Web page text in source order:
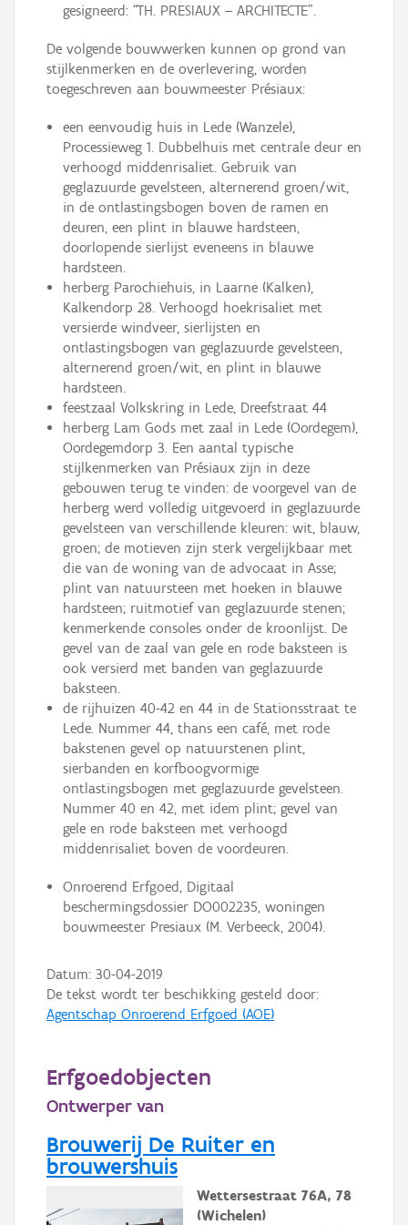
gesigneerd: “TH. PRESIAUX – ARCHITECTE”.
De volgende bouwwerken kunnen op grond van
stijlkenmerken en de overlevering, worden
toegeschreven aan bouwmeester Présiaux:
een eenvoudig huis in Lede (Wanzele),
Processieweg 1. Dubbelhuis met centrale deur en
verhoogd middenrisaliet. Gebruik van
geglazuurde gevelsteen, alternerend groen/wit,
in de ontlastingsbogen boven de ramen en
deuren, een plint in blauwe hardsteen,
doorlopende sierlijst eveneens in blauwe
hardsteen.
herberg Parochiehuis, in Laarne (Kalken),
Kalkendorp 28. Verhoogd hoekrisaliet met
versierde windveer, sierlijsten en
ontlastingsbogen van geglazuurde gevelsteen,
alternerend groen/wit, en plint in blauwe
hardsteen.
feestzaal Volkskring in Lede, Dreefstraat 44
herberg Lam Gods met zaal in Lede (Oordegem),
Oordegemdorp 3. Een aantal typische
stijlkenmerken van Présiaux zijn in deze
gebouwen terug te vinden: de voorgevel van de
herberg werd volledig uitgevoerd in geglazuurde
gevelsteen van verschillende kleuren: wit, blauw,
groen; de motieven zijn sterk vergelijkbaar met
die van de woning van de advocaat in Asse;
plint van natuursteen met hoeken in blauwe
hardsteen; ruitmotief van geglazuurde stenen;
kenmerkende consoles onder de kroonlijst. De
gevel van de zaal van gele en rode baksteen is
ook versierd met banden van geglazuurde
baksteen.
de rijhuizen 40-42 en 44 in de Stationsstraat te
Lede. Nummer 44, thans een café, met rode
bakstenen gevel op natuurstenen plint,
sierbanden en korfboogvormige
ontlastingsbogen met geglazuurde gevelsteen.
Nummer 40 en 42, met idem plint; gevel van
gele en rode baksteen met verhoogd
middenrisaliet boven de voordeuren.
Onroerend Erfgoed, Digitaal
beschermingsdossier DO002235, woningen
bouwmeester Presiaux (M. Verbeeck, 2004).
Datum: 30-04-2019
De tekst wordt ter beschikking gesteld door:
Agentschap Onroerend Erfgoed (AOE)
Erfgoedobjecten
Ontwerper van
Brouwerij De Ruiter en
brouwershuis
Wettersestraat 76A, 78
(Wichelen)